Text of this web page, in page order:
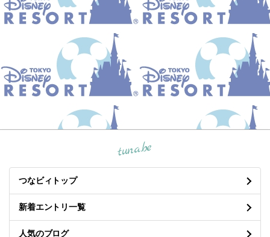
tuna.be
つなビィトップ
新着エントリ一覧
人気のブログ